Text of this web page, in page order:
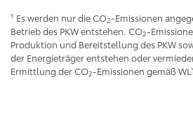
¹ Es werden nur die CO2-Emissionen
Betrieb des PKW entstehen. CO2-
Produktion und Bereitstellung des PKW
der Energieträger entstehen oder
Ermittlung der CO2-Emissionen gemäß